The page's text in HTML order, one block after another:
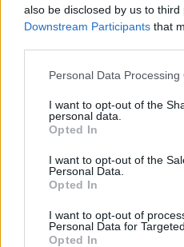
also be disclosed by us to third
Downstream Participants that
Personal Data Processing
I want to opt-out of the
personal data.
Opted In
I want to opt-out of the
Personal Data.
Opted In
I want to opt-out of
Personal Data for
Opted In
ΣΤΗΝ ΙΔΙΑ
για